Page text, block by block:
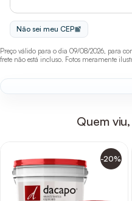
Não sei meu CEP
Preço válido para o dia 09/08/2026, para
frete não está incluso. Fotos meramente
Quem
-20%